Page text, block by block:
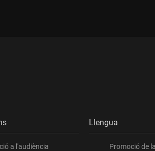
a l'audiència
Llengua
Promoció de